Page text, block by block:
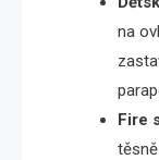
na
Fire